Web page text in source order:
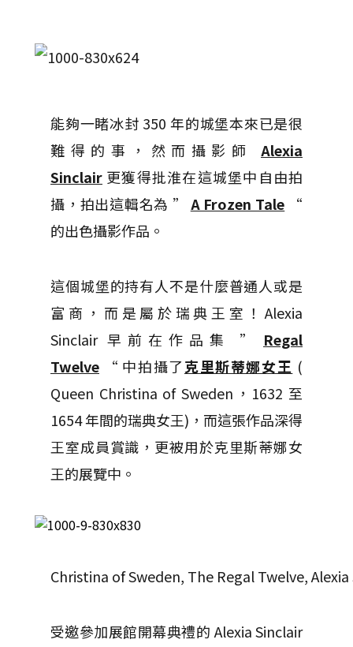
能夠一睹冰封 350 年的城堡本來已是很
難得的事，然而攝影師 Alexia
Sinclair 更獲得批淮在這城堡中自由拍
攝，拍出這輯名為 ” A Frozen Tale “
的出色攝影作品。
這個城堡的持有人不是什麼普通人或是
富商，而是屬於瑞典王室！Alexia
Sinclair 早前在作品集 ” Regal
Twelve “ 中拍攝了克里斯蒂娜女王 (
Queen Christina of Sweden，1632 至
1654 年間的瑞典女王)，而這張作品深得
王室成員賞識，更被用於克里斯蒂娜女
王的展覽中。
Christina of Sweden, The Regal Twelve,
受邀參加展館開幕典禮的 Alexia Sinclair